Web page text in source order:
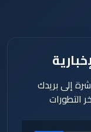
إلى بريدك
التطورات